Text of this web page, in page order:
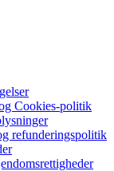
Cookies-politik
refunderingspolitik